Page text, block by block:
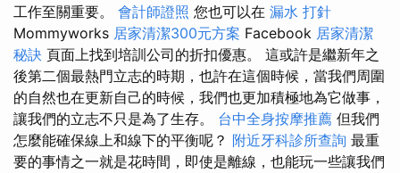
工作至關重要。 會計師證照 您也可以在 漏水 打針
Mommyworks 居家清潔300元方案 Facebook 居家清潔
秘訣 頁面上找到培訓公司的折扣優惠。 這或許是繼新年之
後第二個最熱門立志的時期，也許在這個時候，當我們周圍
的自然也在更新自己的時候，我們也更加積極地為它做事，
讓我們的立志不只是為了生存。 台中全身按摩推薦 但我們
怎麼能確保線上和線下的平衡呢？ 附近牙科診所查詢 最重
要的事情之一就是花時間，即使是離線，也能玩一些讓我們